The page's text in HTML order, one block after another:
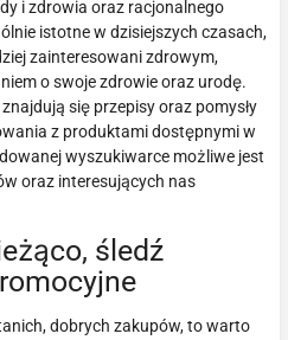
i zdrowia oraz racjonalnego
istotne w dzisiejszych czasach,
zainteresowani zdrowym,
o swoje zdrowie oraz urodę.
się przepisy oraz pomysły
z produktami dostępnymi w
wyszukiwarce możliwe jest
oraz interesujących nas
śledź
dobrych zakupów, to warto